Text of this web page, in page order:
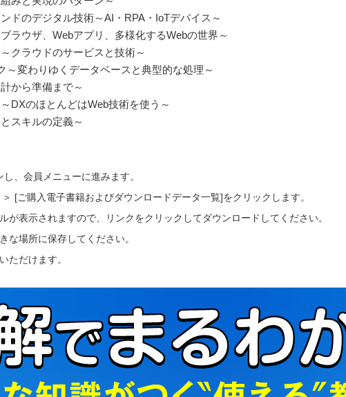
のデジタル技術～AI・RPA・IoTデバイス～
ラウザ、Webアプリ、多様化するWebの世界～
クラウドのサービスと技術～
変わりゆくデータベースと典型的な処理～
から準備まで～
DXのほとんどはWeb技術を使う～
スキルの定義～
、会員メニューに進みます。
[ご購入電子書籍およびダウンロードデータ一覧]をクリックします。
が表示されますので、リンクをクリックしてダウンロードしてください。
な場所に保存してください。
ただけます。